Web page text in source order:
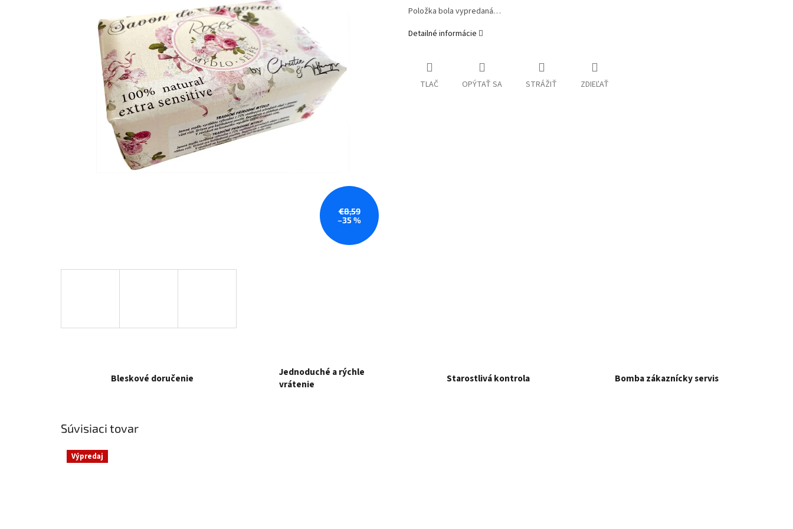
€8,59
–35 %
Položka bola vypredaná…
Detailné informácie
TLAČ OPÝTAŤ SA STRÁŽIŤ ZDIEĽAŤ
Bleskové doručenie
Jednoduché a rýchle
vrátenie
Starostlivá kontrola Bomba zákaznícky servis
Súvisiaci tovar
Výpredaj